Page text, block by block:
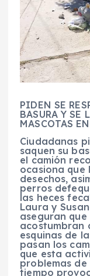
PIDEN SE
BASURA Y SE
MASCOTAS
Ciudadanas
saquen su
el camión
ocasiona que
desechos,
perros
las heces
Laura y
aseguran
acostumbran
esquinas de
pasan los
que esta
problemas de
tiempo